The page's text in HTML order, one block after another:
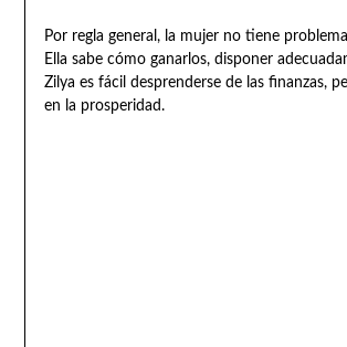
Por regla general, la mujer no tiene
Ella sabe cómo ganarlos, disponer
Zilya es fácil desprenderse de las finanzas,
en la prosperidad.